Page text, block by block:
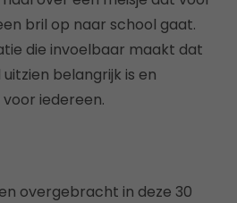
bril op naar school gaat.
die invoelbaar maakt dat
belangrijk is en
iedereen.
overgebracht in deze 30